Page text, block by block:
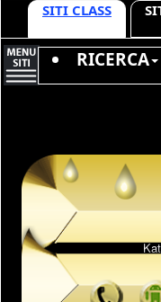
SITI CLASS
RICERCA